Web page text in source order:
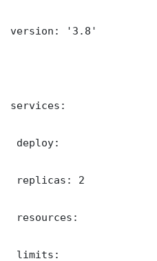
version: '3.8'
services:
deploy:
replicas: 2
resources:
limits: